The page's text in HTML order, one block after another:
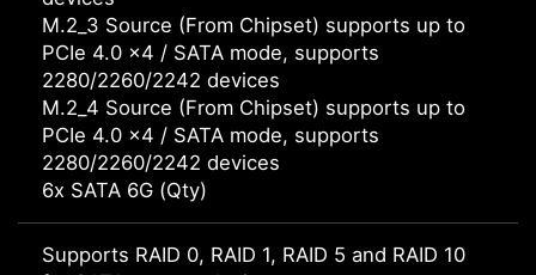
M.2_3 Source (From Chipset) supports up to
PCIe 4.0 x4 / SATA mode, supports
2280/2260/2242 devices
M.2_4 Source (From Chipset) supports up to
PCIe 4.0 x4 / SATA mode, supports
2280/2260/2242 devices
6x SATA 6G (Qty)
Supports RAID 0, RAID 1, RAID 5 and RAID 10